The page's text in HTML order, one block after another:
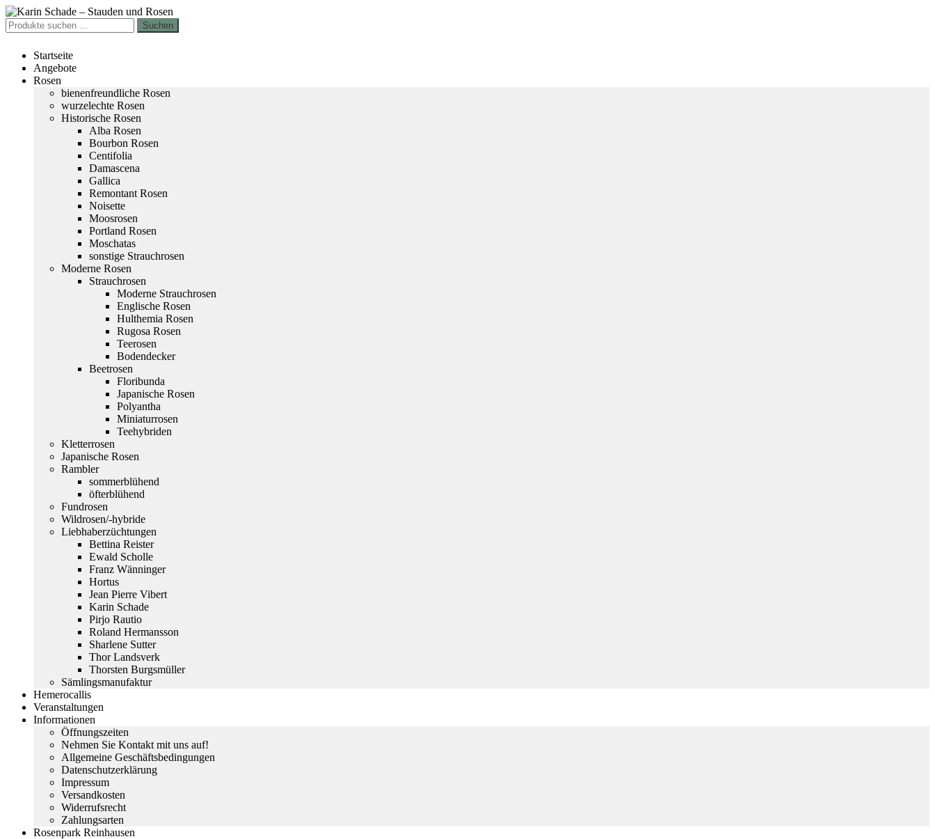
Zur
Navigation
springen
Zum
Inhalt
springen
Suchen
nach:
Suchen
Startseite
Angebote
Rosen
bienenfreundliche Rosen
wurzelechte Rosen
Historische Rosen
Alba Rosen
Bourbon Rosen
Centifolia
Damascena
Gallica
Remontant Rosen
Noisette
Moosrosen
Portland Rosen
Moschatas
sonstige Strauchrosen
Moderne Rosen
Strauchrosen
Moderne Strauchrosen
Englische Rosen
Hulthemia Rosen
Rugosa Rosen
Teerosen
Bodendecker
Beetrosen
Floribunda
Japanische Rosen
Polyantha
Miniaturrosen
Teehybriden
Kletterrosen
Japanische Rosen
Rambler
sommerblühend
öfterblühend
Fundrosen
Wildrosen/-hybride
Liebhaberzüchtungen
Bettina Reister
Ewald Scholle
Franz Wänninger
Hortus
Jean Pierre Vibert
Karin Schade
Pirjo Rautio
Roland Hermansson
Sharlene Sutter
Thor Landsverk
Thorsten Burgsmüller
Sämlingsmanufaktur
Hemerocallis
Veranstaltungen
Informationen
Öffnungszeiten
Nehmen Sie Kontakt mit uns auf!
Allgemeine Geschäftsbedingungen
Datenschutzerklärung
Impressum
Versandkosten
Widerrufsrecht
Zahlungsarten
Rosenpark Reinhausen